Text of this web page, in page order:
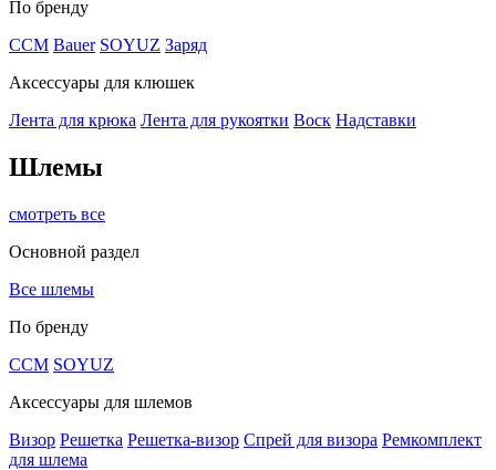
По бренду
CCM Bauer SOYUZ Заряд
Аксессуары для клюшек
Лента для крюка Лента для рукоятки Воск Надставки
Шлемы
смотреть все
Основной раздел
Все шлемы
По бренду
CCM SOYUZ
Аксессуары для шлемов
Визор Решетка Решетка-визор Спрей для визора Ремкомплект
для шлема